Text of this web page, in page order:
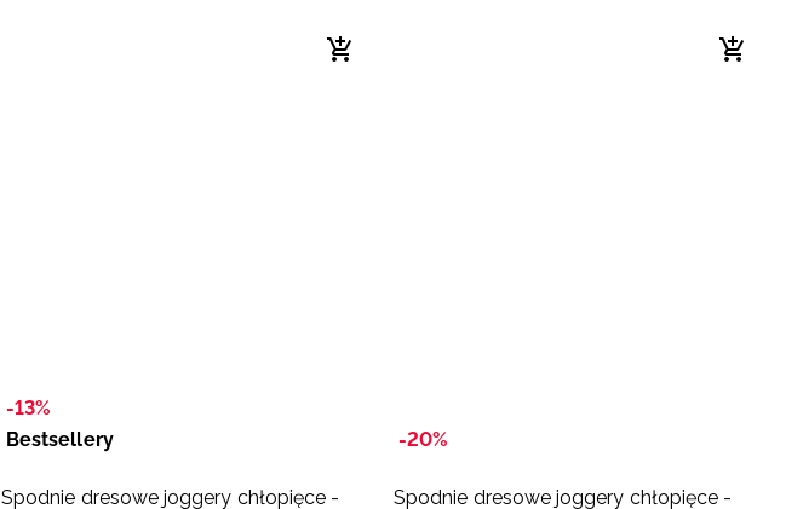
-13%
Bestsellery
Spodnie dresowe joggery chłopięce -
-20%
Spodnie dresowe joggery chłopięce -